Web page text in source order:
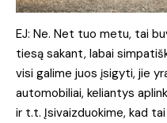
EJ: Ne. Net tuo metu, tai
tiesą sakant, labai
visi galime juos įsigyti, jie
automobiliai, keliantys
ir t.t. Įsivaizduokime, kad